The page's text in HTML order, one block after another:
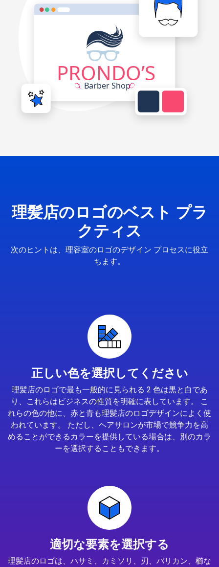
理髪店のロゴのベスト プラ
クティス
次のヒントは、理容室のロゴのデザイン プロセスに役立
ちます。
正しい色を選択してください
理髪店のロゴで最も一般的に見られる 2 色は黒と白であ
り、これらはビジネスの性質を明確に表しています。 こ
れらの色の他に、赤と青も理髪店のロゴデザインによく使
われています。 ただし、ヘアサロンが市場で競争力を高
めることができるカラーを提供している場合は、別のカラ
ーを選択することもできます。
適切な要素を選択する
理髪店のロゴは、ハサミ、カミソリ、刃、バリカン、櫛な